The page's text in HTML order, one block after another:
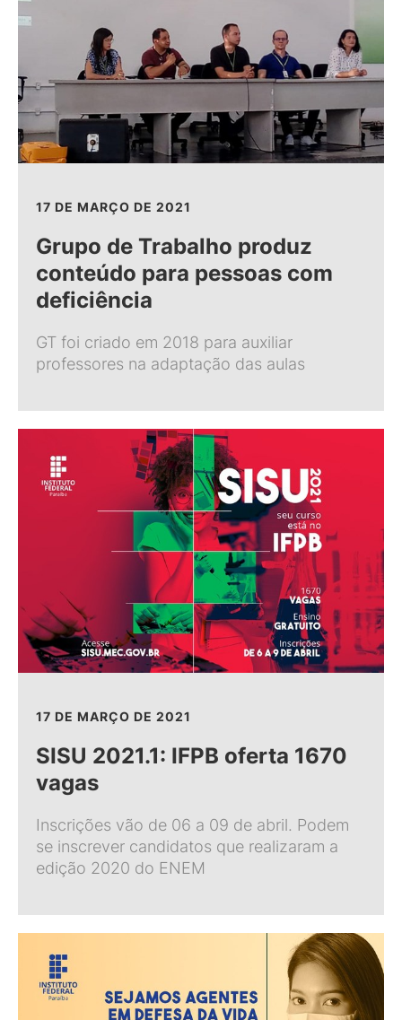
17 DE MARÇO DE 2021
Grupo de Trabalho produz
conteúdo para pessoas com
deficiência
GT foi criado em 2018 para auxiliar
professores na adaptação das aulas
17 DE MARÇO DE 2021
SISU 2021.1: IFPB oferta 1670
vagas
Inscrições vão de 06 a 09 de abril. Podem
se inscrever candidatos que realizaram a
edição 2020 do ENEM